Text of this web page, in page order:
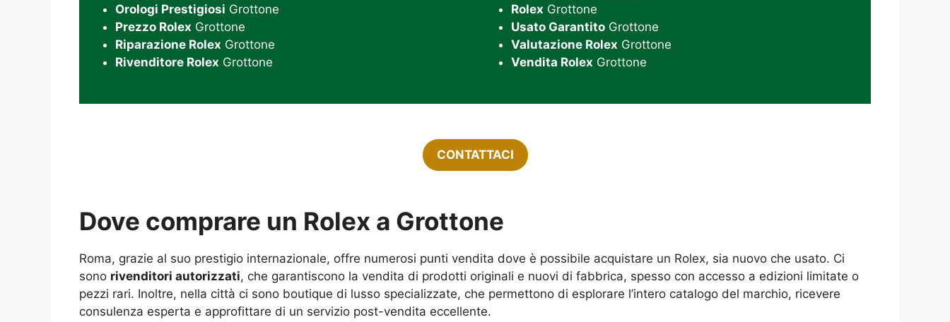
Orologi Prestigiosi Grottone
Prezzo Rolex Grottone
Riparazione Rolex Grottone
Rivenditore Rolex Grottone
Rolex Grottone
Usato Garantito Grottone
Valutazione Rolex Grottone
Vendita Rolex Grottone
CONTATTACI
Dove comprare un Rolex a Grottone
Roma, grazie al suo prestigio internazionale, offre numerosi punti vendita dove è possibile acquistare un Rolex, sia nuovo che usato. Ci
sono rivenditori autorizzati, che garantiscono la vendita di prodotti originali e nuovi di fabbrica, spesso con accesso a edizioni limitate o
pezzi rari. Inoltre, nella città ci sono boutique di lusso specializzate, che permettono di esplorare l’intero catalogo del marchio, ricevere
consulenza esperta e approfittare di un servizio post-vendita eccellente.